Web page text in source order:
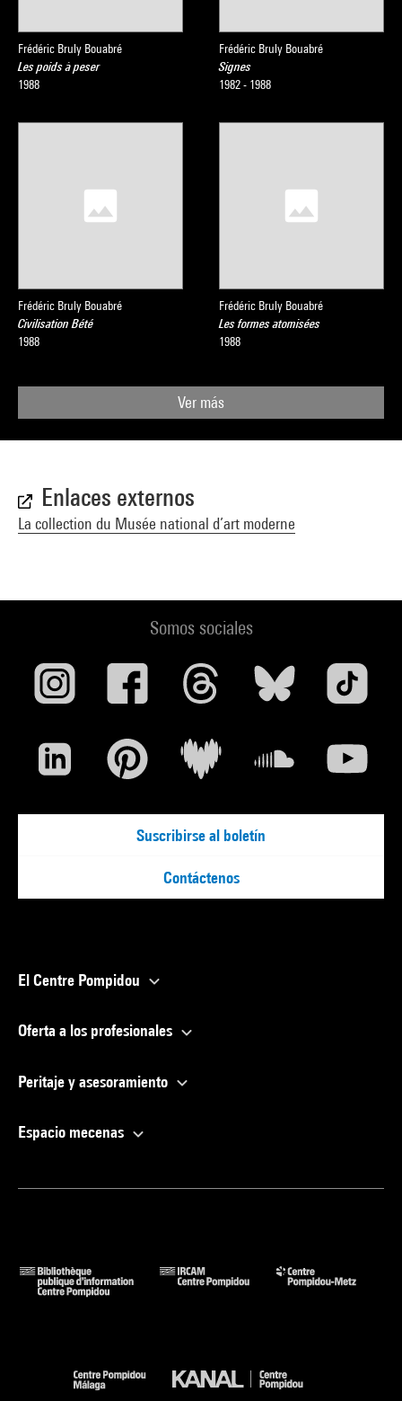
Frédéric Bruly Bouabré
Les poids à peser
1988
Frédéric Bruly Bouabré
Signes
1982 - 1988
Frédéric Bruly Bouabré
Civilisation Bété
1988
Frédéric Bruly Bouabré
Les formes atomisées
1988
Ver más
Enlaces externos
La collection du Musée national d’art moderne
Somos sociales
Suscribirse al boletín
Contáctenos
El Centre Pompidou
Oferta a los profesionales
Peritaje y asesoramiento
Espacio mecenas